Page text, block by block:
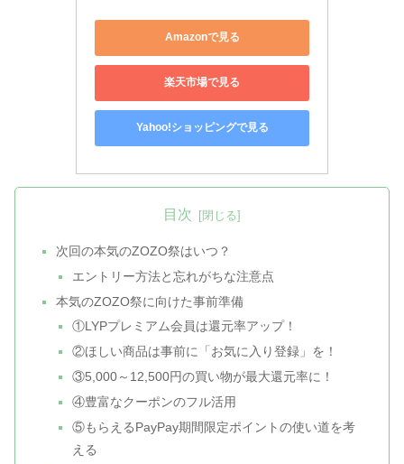
Amazonで見る
楽天市場で見る
Yahoo!ショッピングで見る
目次
次回の本気のZOZO祭はいつ？
エントリー方法と忘れがちな注意点
本気のZOZO祭に向けた事前準備
①LYPプレミアム会員は還元率アップ！
②ほしい商品は事前に「お気に入り登録」を！
③5,000～12,500円の買い物が最大還元率に！
④豊富なクーポンのフル活用
⑤もらえるPayPay期間限定ポイントの使い道を考
える